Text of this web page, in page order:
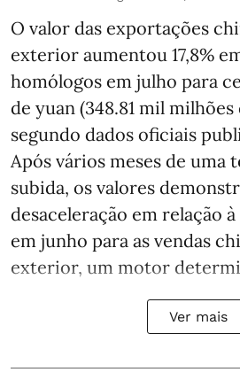
O valor das exportações
exterior aumentou 17,8%
homólogos em julho para
de yuan (348.81 mil milhões
segundo dados oficiais
Após vários meses de uma
subida, os valores
desaceleração em relação
em junho para as vendas
exterior, um motor
Ver mais